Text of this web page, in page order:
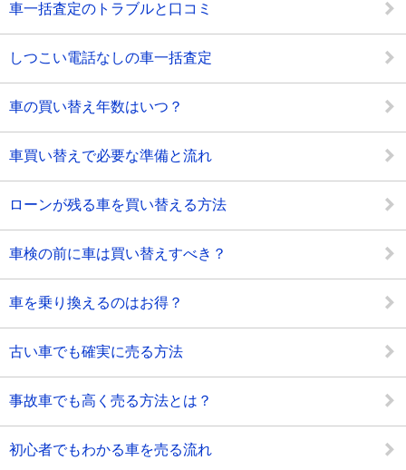
車一括査定のトラブルと口コミ
しつこい電話なしの車一括査定
車の買い替え年数はいつ？
車買い替えで必要な準備と流れ
ローンが残る車を買い替える方法
車検の前に車は買い替えすべき？
車を乗り換えるのはお得？
古い車でも確実に売る方法
事故車でも高く売る方法とは？
初心者でもわかる車を売る流れ